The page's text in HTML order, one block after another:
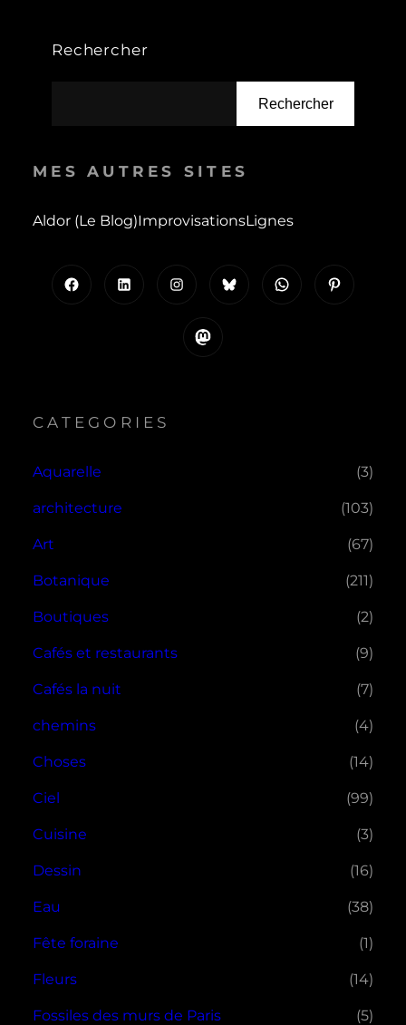
Rechercher
Rechercher
MES AUTRES SITES
Aldor (le Blog)ImprovisationsLignes
Instagram WhatsApp
Mastodon
CATEGORIES
Aquarelle (3)
architecture (103)
Art (67)
Botanique (211)
Boutiques (2)
Cafés et restaurants (9)
Cafés la nuit (7)
chemins (4)
Choses (14)
Ciel (99)
Cuisine (3)
Dessin (16)
Eau (38)
Fête foraine (1)
Fleurs (14)
Fossiles des murs de Paris (5)